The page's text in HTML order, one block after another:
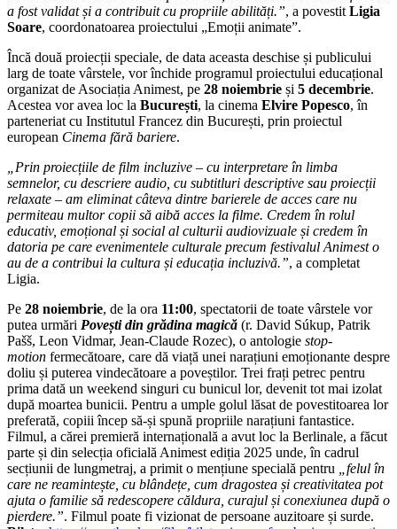
a fost validat și a contribuit cu propriile abilități.”, a povestit Ligia
Soare, coordonatoarea proiectului „Emoții animate”.
Încă două proiecții speciale, de data aceasta deschise și publicului
larg de toate vârstele, vor închide programul proiectului educațional
organizat de Asociația Animest, pe 28 noiembrie și 5 decembrie.
Acestea vor avea loc la București, la cinema Elvire Popesco, în
parteneriat cu Institutul Francez din București, prin proiectul
european Cinema fără bariere.
„Prin proiecțiile de film incluzive – cu interpretare în limba
semnelor, cu descriere audio, cu subtitluri descriptive sau proiecții
relaxate – am eliminat câteva dintre barierele de acces care nu
permiteau multor copii să aibă acces la filme. Credem în rolul
educativ, emoțional și social al culturii audiovizuale și credem în
datoria pe care evenimentele culturale precum festivalul Animest o
au de a contribui la cultura și educația incluzivă.”, a completat
Ligia.
Pe 28 noiembrie, de la ora 11:00, spectatorii de toate vârstele vor
putea urmări Povești din grădina magică (r. David Súkup, Patrik
Pašš, Leon Vidmar, Jean-Claude Rozec), o antologie stop-
motion fermecătoare, care dă viață unei narațiuni emoționante despre
doliu și puterea vindecătoare a poveștilor. Trei frați petrec pentru
prima dată un weekend singuri cu bunicul lor, devenit tot mai izolat
după moartea bunicii. Pentru a umple golul lăsat de povestitoarea lor
preferată, copiii încep să-și spună propriile narațiuni fantastice.
Filmul, a cărei premieră internațională a avut loc la Berlinale, a făcut
parte și din selecția oficială Animest ediția 2025 unde, în cadrul
secțiunii de lungmetraj, a primit o mențiune specială pentru
„felul în
care ne reamintește, cu blândețe, cum dragostea și creativitatea pot
ajuta o familie să redescopere căldura, curajul și conexiunea după o
pierdere.”. Filmul poate fi vizionat de persoane auzitoare și surde.